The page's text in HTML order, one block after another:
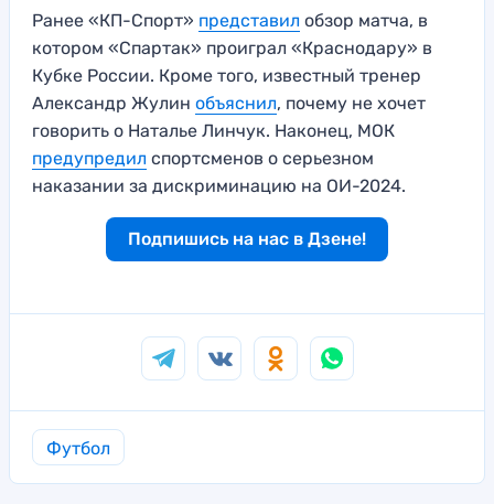
Ранее «КП-Спорт» представил обзор матча, в
котором «Спартак» проиграл «Краснодару» в
Кубке России. Кроме того, известный тренер
Александр Жулин объяснил, почему не хочет
говорить о Наталье Линчук. Наконец, МОК
предупредил спортсменов о серьезном
наказании за дискриминацию на ОИ-2024.
Подпишись на нас в Дзене!
Футбол